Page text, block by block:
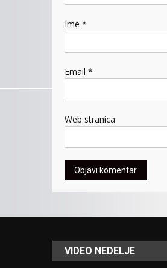
Ime *
Email *
Web stranica
VIDEO NEDELJE